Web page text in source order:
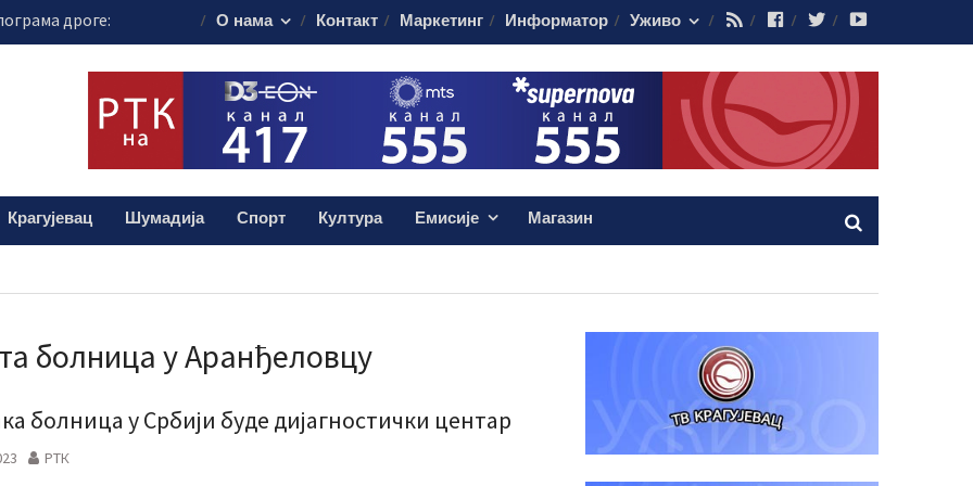
дроге:
мушкарац (38)
уче
пестициде
прегледи у
суботе
О нама Контакт Маркетинг Информатор Уживо RSS FacebookTwitter
Крагујевац Шумадија Спорт Култура Емисије Магазин
болница у Аранђеловцу
болница у Србији буде дијагностички центар
РТК